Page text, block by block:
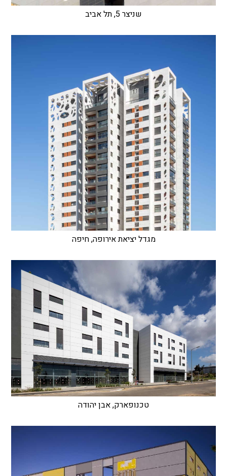
שניצר 5, תל אביב
מגדל יציאת אירופה, חיפה
טכנופארק, אבן יהודה